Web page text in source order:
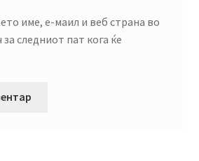
име, е-маил и веб страна во
следниот пат кога ќе